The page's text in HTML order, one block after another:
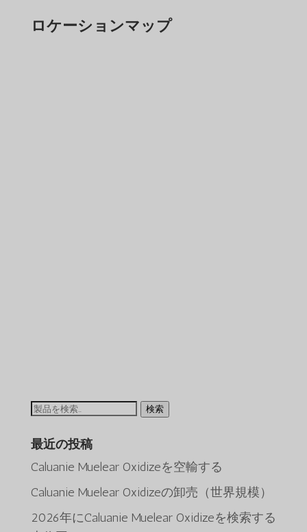
ロケーションマップ
検
す
る：
検索
最近の投稿
Caluanie Muelear Oxidizeを空輸する
Caluanie Muelear Oxidizeの卸売（世界規模）
2026年にCaluanie Muelear Oxidizeを検索する